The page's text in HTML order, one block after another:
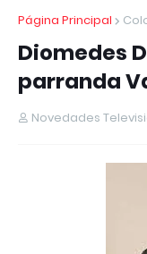
Página Principal
Diomedes
parranda
Novedades